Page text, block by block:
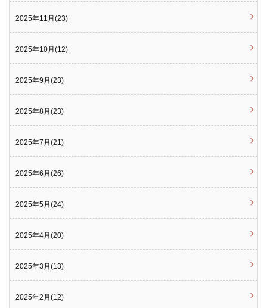
2025年11月(23)
2025年10月(12)
2025年9月(23)
2025年8月(23)
2025年7月(21)
2025年6月(26)
2025年5月(24)
2025年4月(20)
2025年3月(13)
2025年2月(12)